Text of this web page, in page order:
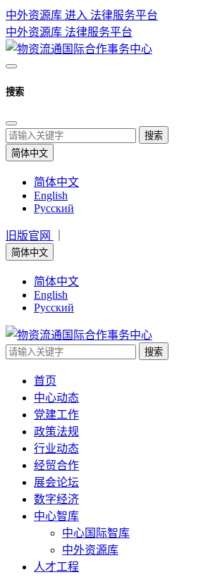
中外资源库 进入 法律服务平台
中外资源库 法律服务平台
搜索
搜索
简体中文
简体中文
English
Русский
旧版官网
简体中文
简体中文
English
Русский
搜索
首页
中心动态
党建工作
政策法规
行业动态
经贸合作
展会论坛
数字经济
中心智库
中心国际智库
中外资源库
人才工程